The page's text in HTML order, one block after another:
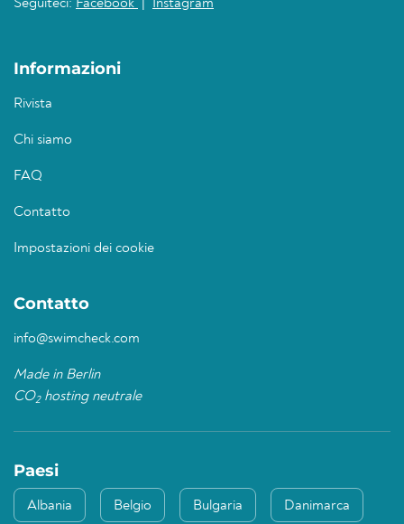
Seguiteci: Facebook Instagram
Informazioni
Rivista
Chi siamo
FAQ
Contatto
Impostazioni dei cookie
Contatto
info@swimcheck.com
Made in Berlin
CO2hosting neutrale
Paesi
Albania Belgio Bulgaria Danimarca